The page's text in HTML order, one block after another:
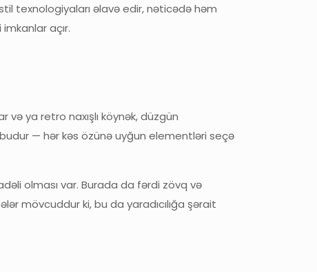
texnologiyaları əlavə edir, nəticədə həm
açır.
ya retro naxışlı köynək, düzgün
— hər kəs özünə uyğun elementləri seçə
olması var. Burada da fərdi zövq və
mövcuddur ki, bu da yaradıcılığa şərait